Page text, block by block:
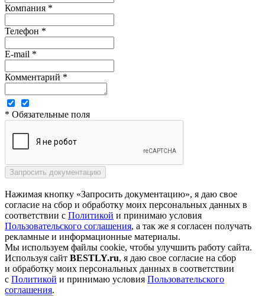
Компания *
Телефон *
E-mail *
Комментарий *
* Обязательные поля
Нажимая кнопку «Запросить документацию», я даю свое
согласие на сбор и обработку моих персональных данных в
соответствии с Политикой и принимаю условия
Пользовательского соглашения, а так же я согласен получать
рекламные и информационные материалы.
Мы используем файлы cookie, чтобы улучшить работу сайта.
Используя сайт BESTLY.ru, я даю свое согласие на сбор
и обработку моих персональных данных в соответствии
с Политикой и принимаю условия Пользовательского
соглашения.